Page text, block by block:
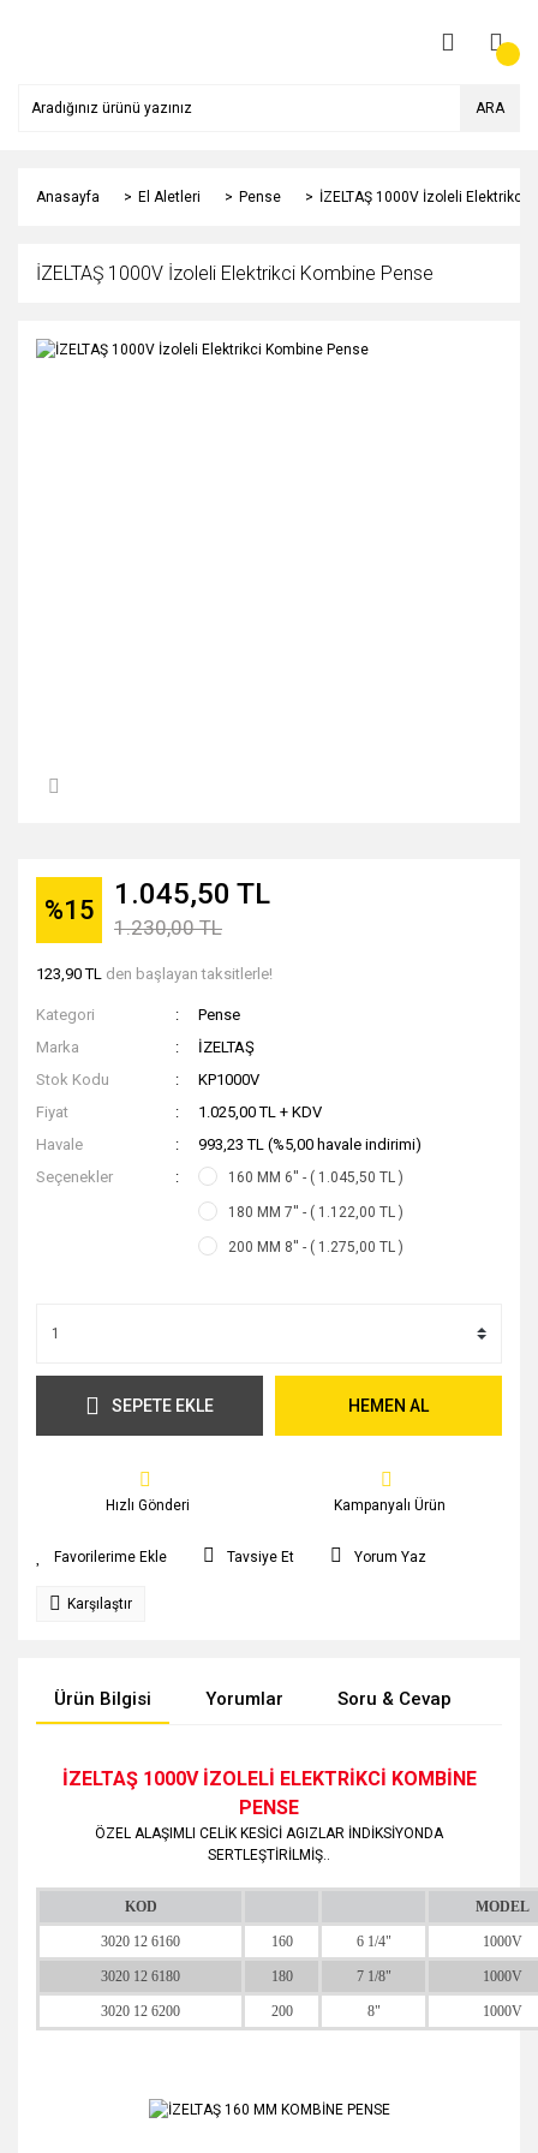
ARA
Anasayfa El Aletleri Pense İZELTAŞ 1000V İzoleli Elektrikci
İZELTAŞ 1000V İzoleli Elektrikci Kombine Pense
%15 1.045,50 TL
1.230,00 TL
123,90 TL den başlayan taksitlerle!
Kategori
Pense
Marka
İZELTAŞ
Stok Kodu
KP1000V
Fiyat
1.025,00 TL + KDV
Havale
993,23 TL (%5,00 havale indirimi)
Seçenekler
160 MM 6'' - ( 1.045,50 TL )
180 MM 7'' - ( 1.122,00 TL )
200 MM 8'' - ( 1.275,00 TL )
SEPETE EKLE HEMEN AL
Hızlı Gönderi Kampanyalı Ürün
Tavsiye Et Yorum Yaz
Karşılaştır
Ürün Bilgisi Yorumlar Soru & Cevap
İZELTAŞ 1000V İZOLELİ ELEKTRİKCİ KOMBİNE
PENSE
ÖZEL ALAŞIMLI CELİK KESİCİ AGIZLAR İNDİKSİYONDA
SERTLEŞTİRİLMİŞ..
KOD MODEL
3020 12 6160 160 6 1/4" 1000V
3020 12 6180 180 7 1/8" 1000V
3020 12 6200 200 8" 1000V